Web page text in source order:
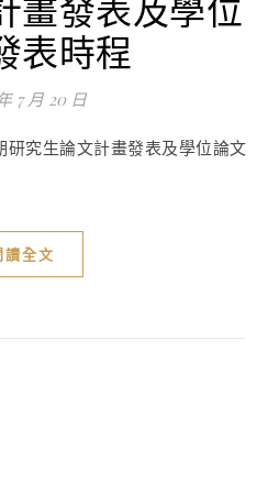
表時程
7 月 20 日
讀全文